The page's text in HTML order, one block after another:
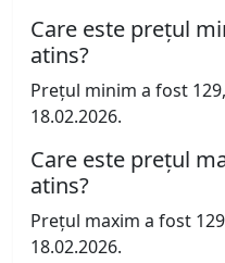
Care este prețul
atins?
Prețul minim a fost
18.02.2026.
Care este prețul
atins?
Prețul maxim a fost
18.02.2026.